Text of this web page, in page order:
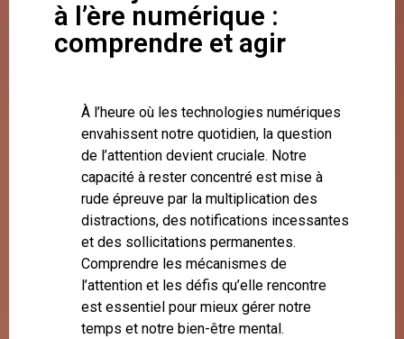
à l’ère numérique :
comprendre et agir
À l’heure où les technologies numériques
envahissent notre quotidien, la question
de l’attention devient cruciale. Notre
capacité à rester concentré est mise à
rude épreuve par la multiplication des
distractions, des notifications incessantes
et des sollicitations permanentes.
Comprendre les mécanismes de
l’attention et les défis qu’elle rencontre
est essentiel pour mieux gérer notre
temps et notre bien-être mental.